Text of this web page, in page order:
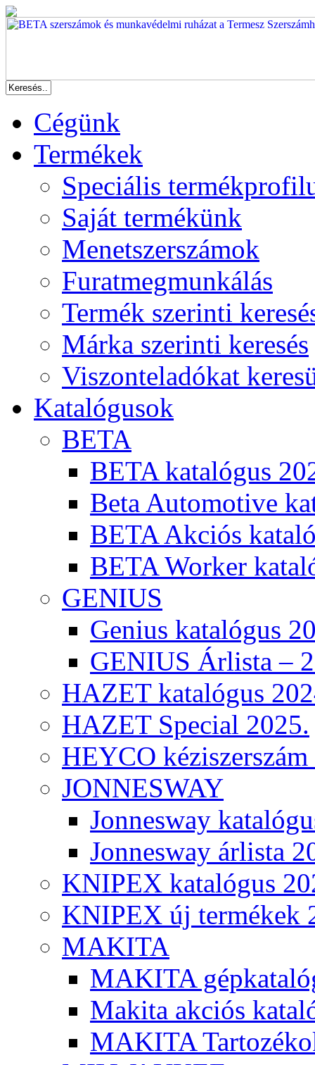
Cégünk
Termékek
Speciális
Saját termékünk
Menetszerszámok
Furatmegmunkálás
Termék szerinti
Márka szerinti keresés
Viszonteladókat
Katalógusok
BETA
BETA katalógus
Beta Automotive
BETA Akciós
BETA Worker
GENIUS
Genius katalógus
GENIUS Árlista –
HAZET katalógus
HAZET Special 2025.
HEYCO
JONNESWAY
Jonnesway
Jonnesway árlista
KNIPEX katalógus
KNIPEX új termékek
MAKITA
MAKITA
Makita akciós
MAKITA